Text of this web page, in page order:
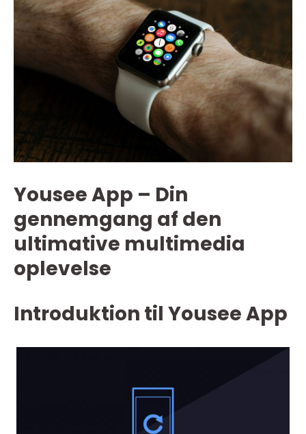
Yousee App – Din
gennemgang af den
ultimative multimedia
oplevelse
Introduktion til Yousee App